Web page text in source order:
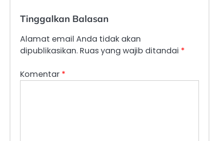
Tinggalkan Balasan
Alamat email Anda tidak akan
dipublikasikan. Ruas yang wajib ditandai *
Komentar *